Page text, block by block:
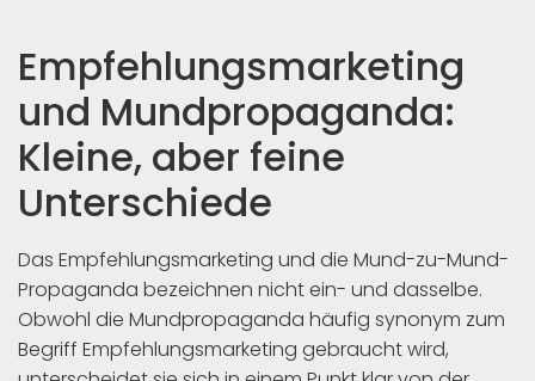
Empfehlungsmarketing
und Mundpropaganda:
Kleine, aber feine
Unterschiede
Das Empfehlungsmarketing und die Mund-zu-Mund-
Propaganda bezeichnen nicht ein- und dasselbe.
Obwohl die Mundpropaganda häufig synonym zum
Begriff Empfehlungsmarketing gebraucht wird,